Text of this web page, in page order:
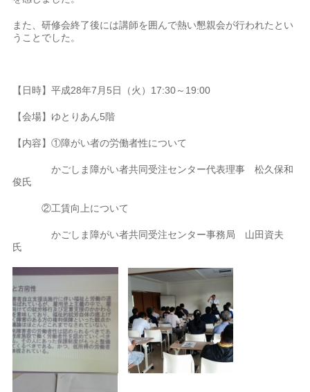
また、研修会終了後には講師を囲んで熱い懇親会が行われたとい
うことでした。
【日時】平成28年7月5日（火）17:30～19:00
【会場】ゆとりあん5階
【内容】①障がい者の労働者性について
かごしま障がい者共同受注センター代表理事 松久保和
俊氏
②工賃向上について
かごしま障がい者共同受注センター事務局 山田資夫
氏